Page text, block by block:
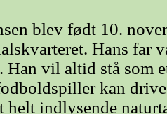
blev født 10.
Hans far
Han vil altid stå som
kan
helt indlysende